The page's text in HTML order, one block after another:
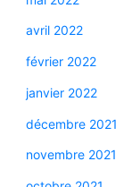
avril 2022
février 2022
janvier 2022
décembre 2021
novembre 2021